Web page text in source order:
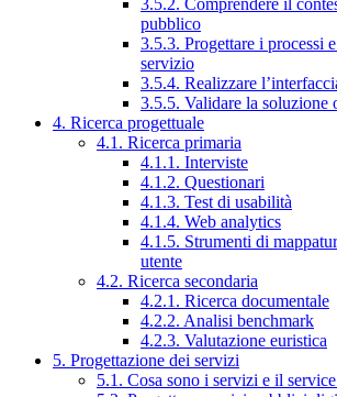
3.5.2. Comprendere il
pubblico
3.5.3. Progettare i processi
servizio
3.5.4. Realizzare
3.5.5. Validare la soluzione
4. Ricerca progettuale
4.1. Ricerca primaria
4.1.1. Interviste
4.1.2. Questionari
4.1.3. Test di usabilità
4.1.4. Web analytics
4.1.5. Strumenti di
utente
4.2. Ricerca secondaria
4.2.1. Ricerca documentale
4.2.2. Analisi benchmark
4.2.3. Valutazione euristica
5. Progettazione dei servizi
5.1. Cosa sono i servizi e il